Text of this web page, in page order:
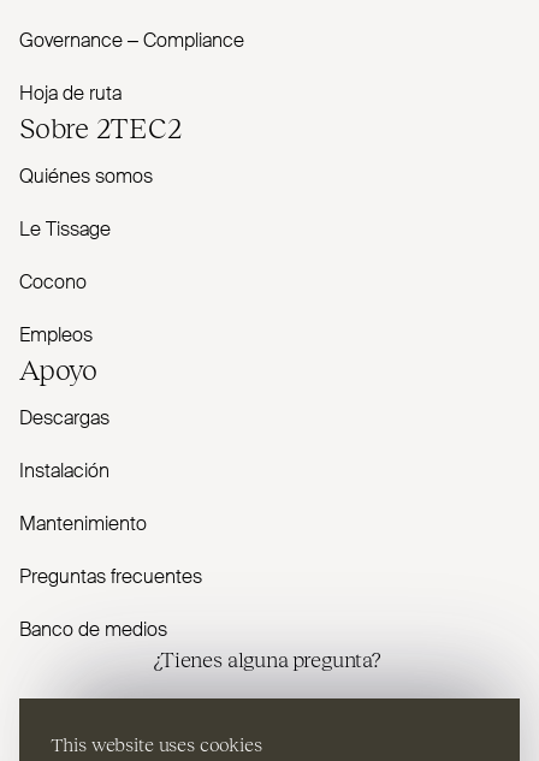
This website uses cookies
Governance – Com­pliance
Hoja de ruta
Sobre 2TEC2
Quiénes somos
Le Tissage
Cocono
Empleos
Apoyo
Descargas
Instalación
Mantenimiento
Preguntas frecuentes
Banco de medios
¿Tienes alguna pregunta?
Contáctenos